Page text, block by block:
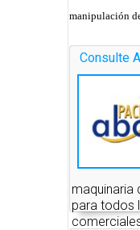
manipulación
Consulte
maquinaria
para todos